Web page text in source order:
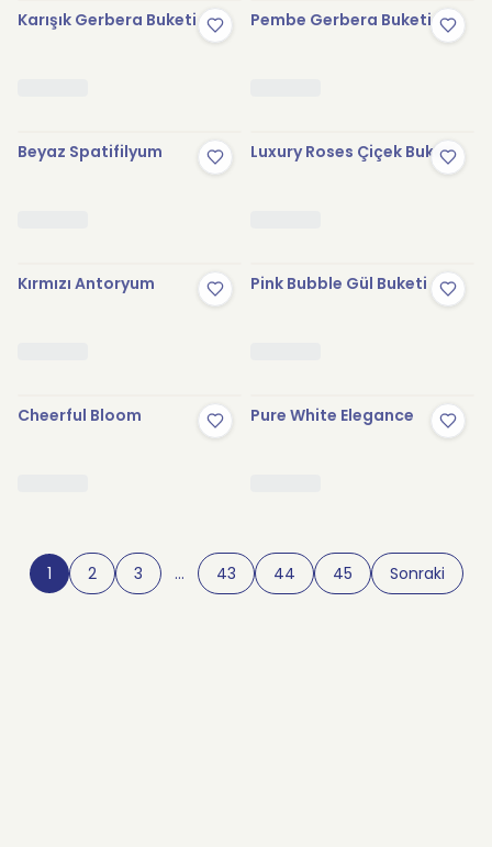
Karışık Gerbera Buketi Pembe Gerbera Buketi
Beyaz Spatifilyum Luxury Roses Çiçek Buketi
Kırmızı Antoryum Pink Bubble Gül Buketi
Cheerful Bloom Pure White Elegance
1 2 3 … 43 44 45 Sonraki